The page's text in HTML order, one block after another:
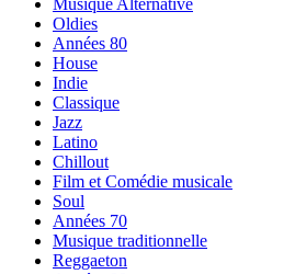
Musique Alternative
Oldies
Années 80
House
Indie
Classique
Jazz
Latino
Chillout
Film et Comédie musicale
Soul
Années 70
Musique traditionnelle
Reggaeton